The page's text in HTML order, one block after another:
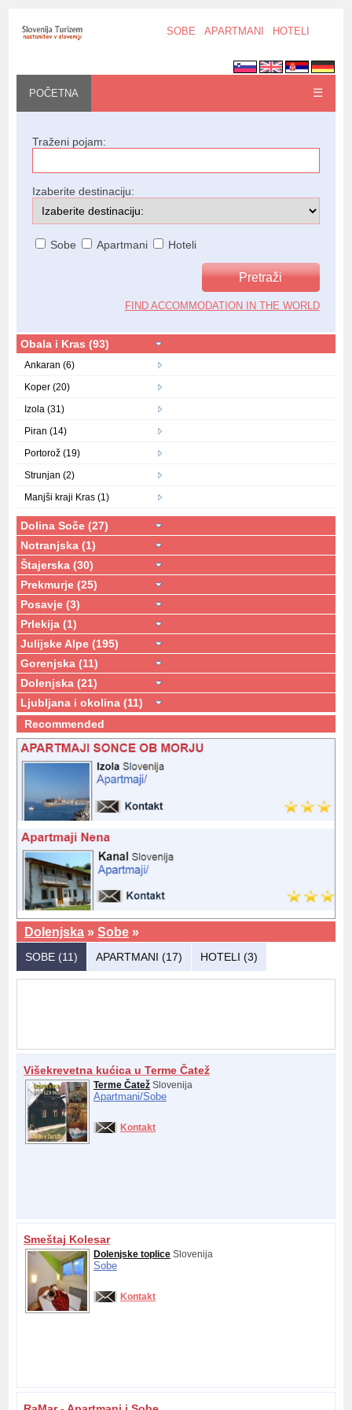
SOBE APARTMANI HOTELI
POČETNA ☰
Traženi pojam:
Izaberite destinaciju:
Sobe Apartmani Hoteli
FIND ACCOMMODATION IN THE WORLD
Obala i Kras (93)
Ankaran (6)
Koper (20)
Izola (31)
Piran (14)
Portorož (19)
Strunjan (2)
Manjši kraji Kras (1)
Dolina Soče (27)
Notranjska (1)
Štajerska (30)
Prekmurje (25)
Posavje (3)
Prlekija (1)
Julijske Alpe (195)
Gorenjska (11)
Dolenjska (21)
Ljubljana i okolina (11)
Recommended
Dolenjska » Sobe »
SOBE (11) APARTMANI (17) HOTELI (3)
Višekrevetna kućica u Terme Čatež
Terme Čatež Slovenija
Apartmani/Sobe
Kontakt
Smeštaj Kolesar
Dolenjske toplice Slovenija
Sobe
Kontakt